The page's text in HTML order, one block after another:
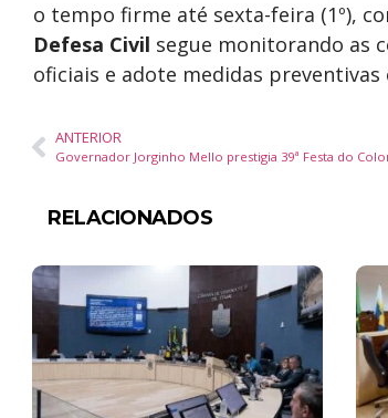
o tempo firme até sexta-feira (1º),
Defesa Civil segue monitorando as
oficiais e adote medidas preventivas
ANTERIOR
RELACIONADOS